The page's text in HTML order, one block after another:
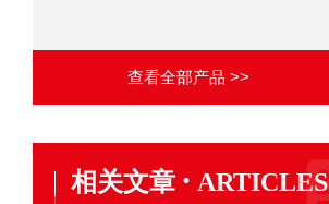
查看全部产品 >>
相关文章 · ARTICLES